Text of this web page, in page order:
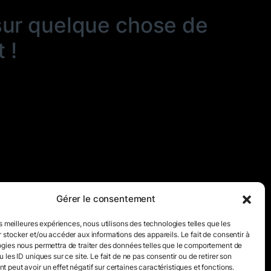
Gérer le consentement
meilleures expériences, nous utilisons des technologies telles que les
stocker et/ou accéder aux informations des appareils. Le fait de consentir à
nous permettra de traiter des données telles que le comportement de
les ID uniques sur ce site. Le fait de ne pas consentir ou de retirer son
peut avoir un effet négatif sur certaines caractéristiques et fonctions.
quelque chose de
!